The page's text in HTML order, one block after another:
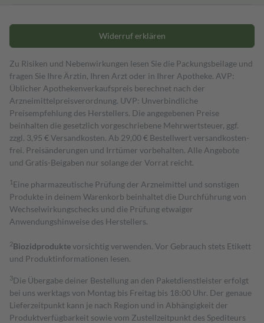
Widerruf erklären
Zu Risiken und Nebenwirkungen lesen Sie die Packungsbeilage und
fragen Sie Ihre Ärztin, Ihren Arzt oder in Ihrer Apotheke. AVP:
Üblicher Apothekenverkaufspreis berechnet nach der
Arzneimittelpreisverordnung. UVP: Unverbindliche
Preisempfehlung des Herstellers. Die angegebenen Preise
beinhalten die gesetzlich vorgeschriebene Mehrwertsteuer, ggf.
zzgl. 3,95 € Versandkosten. Ab 29,00 € Bestell­wert versand­kosten­
frei. Preisänderungen und Irrtümer vorbehalten. Alle Angebote
und Gratis-Beigaben nur solange der Vorrat reicht.
1 Eine pharmazeutische Prüfung der Arzneimittel und sonstigen
Produkte in deinem Warenkorb beinhaltet die Durchführung von
Wechselwirkungschecks und die Prüfung etwaiger
Anwendungshinweise des Herstellers.
2Biozidproduktevorsichtig verwenden. Vor Gebrauch stets Etikett
und Produktinformationen lesen.
3Die Übergabe deiner Bestellung an den Paketdienstleister erfolgt
bei uns werktags von Montag bis Freitag bis 18:00 Uhr. Der genaue
Lieferzeitpunkt kann je nach Region und in Abhängigkeit der
Produktverfügbarkeit sowie vom Zustellzeitpunkt des Spediteurs